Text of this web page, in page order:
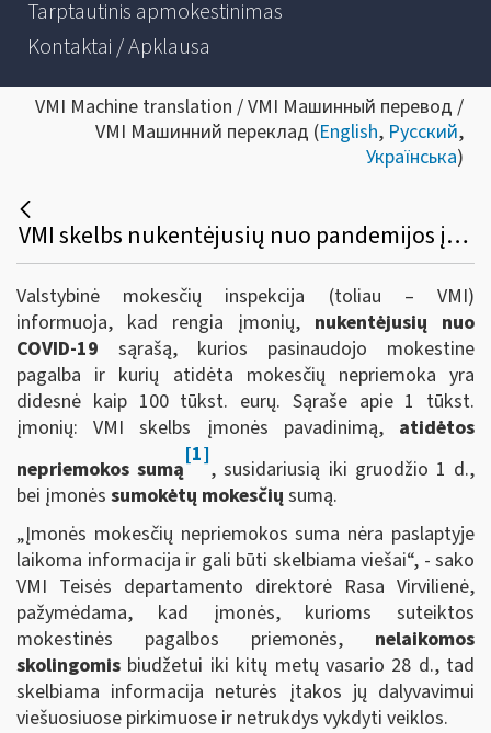
Tarptautinis apmokestinimas
Kontaktai / Apklausa
VMI Machine translation / VMI Машинный перевод /
VMI Машинний переклад (English, Русский,
Українська)
VMI skelbs nukentėjusių nuo pandemijos įmonių atidėtų mokesčių nepriemoką kai ji > 100 tūkst. eurų
Valstybinė mokesčių inspekcija (toliau – VMI)
informuoja, kad rengia įmonių, nukentėjusių nuo
COVID-19 sąrašą, kurios pasinaudojo mokestine
pagalba ir kurių atidėta mokesčių nepriemoka yra
didesnė kaip 100 tūkst. eurų. Sąraše apie 1 tūkst.
įmonių: VMI skelbs įmonės pavadinimą, atidėtos
nepriemokos sumą
[1]
, susidariusią iki gruodžio 1 d.,
bei įmonės sumokėtų mokesčių sumą.
„Įmonės mokesčių nepriemokos suma nėra paslaptyje
laikoma informacija ir gali būti skelbiama viešai“, - sako
VMI Teisės departamento direktorė Rasa Virvilienė,
pažymėdama, kad įmonės, kurioms suteiktos
mokestinės pagalbos priemonės, nelaikomos
skolingomis biudžetui iki kitų metų vasario 28 d., tad
skelbiama informacija neturės įtakos jų dalyvavimui
viešuosiuose pirkimuose ir netrukdys vykdyti veiklos.